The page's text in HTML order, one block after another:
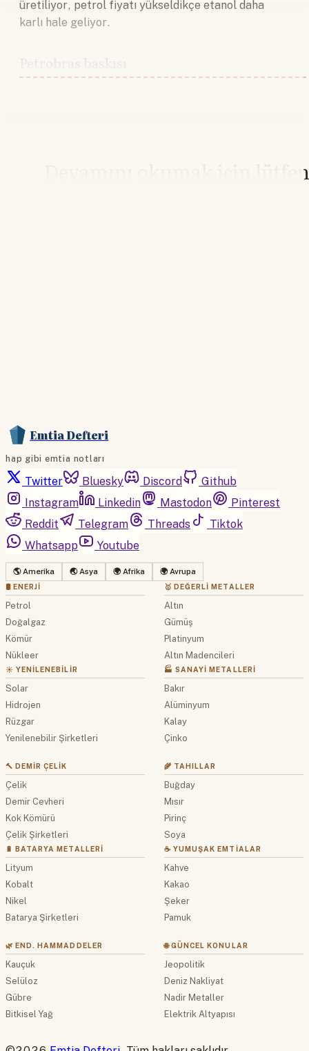
üretiliyor, petrol fiyatı yükseldikçe etanol daha
karlı hale geliyor.
Petrobras baskısı
Devamını okumak için lütfen
Emtia Defteri
hap gibi emtia notları
Twitter Bluesky Discord
Github
Instagram
Linkedin Mastodon
Pinterest
Reddit
Telegram Threads
Tiktok
Whatsapp
Youtube
🌎 Amerika 🌏 Asya 🌍 Afrika 🌍 Avrupa
🛢 ENERJI
Petrol
Doğalgaz
Kömür
Nükleer
☀️ YENILENEBILIR
Solar
Hidrojen
Rüzgar
Yenilenebilir Şirketleri
🥇 DEĞERLI METALLER
Altın
Gümüş
Platinyum
Altın Madencileri
🏭 SANAYI METALLERI
Bakır
Alüminyum
Kalay
Çinko
🔨 DEMIR ÇELIK
Çelik
Demir Cevheri
Kok Kömürü
Çelik Şirketleri
🔋 BATARYA METALLERI
Lityum
Kobalt
Nikel
Batarya Şirketleri
🌾 TAHILLAR
Buğday
Mısır
Pirinç
Soya
☕ YUMUŞAK EMTIALAR
Kahve
Kakao
Şeker
Pamuk
🌿 END. HAMMADDELER
Kauçuk
Selüloz
Gübre
Bitkisel Yağ
🌐 GÜNCEL KONULAR
Jeopolitik
Deniz Nakliyat
Nadir Metaller
Elektrik Altyapısı